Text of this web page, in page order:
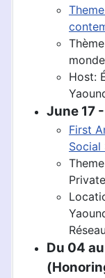
Host:
June 17
First
Social
Du 04